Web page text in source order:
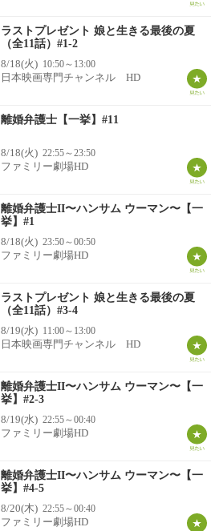
ラストプレゼント 娘と生きる最後の夏
（全11話）#1-2
8/18(火) 10:50～13:00
日本映画専門チャンネル HD
離婚弁護士【一挙】#11
8/18(火) 22:55～23:50
ファミリー劇場HD
離婚弁護士II〜ハンサム ウーマン〜【一
挙】#1
8/18(火) 23:50～00:50
ファミリー劇場HD
ラストプレゼント 娘と生きる最後の夏
（全11話）#3-4
8/19(水) 11:00～13:00
日本映画専門チャンネル HD
離婚弁護士II〜ハンサム ウーマン〜【一
挙】#2-3
8/19(水) 22:55～00:40
ファミリー劇場HD
離婚弁護士II〜ハンサム ウーマン〜【一
挙】#4-5
8/20(木) 22:55～00:40
ファミリー劇場HD